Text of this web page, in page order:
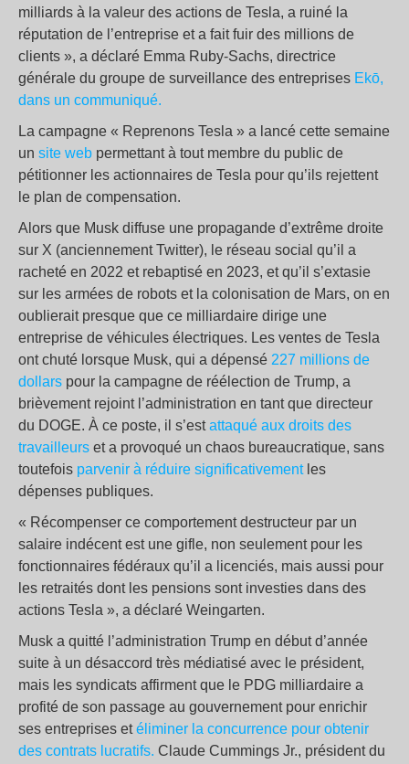
milliards à la valeur des actions de Tesla, a ruiné la
réputation de l’entreprise et a fait fuir des millions de
clients », a déclaré Emma Ruby-Sachs, directrice
générale du groupe de surveillance des entreprises Ekō,
dans un communiqué.
La campagne « Reprenons Tesla » a lancé cette semaine
un site web permettant à tout membre du public de
pétitionner les actionnaires de Tesla pour qu’ils rejettent
le plan de compensation.
Alors que Musk diffuse une propagande d’extrême droite
sur X (anciennement Twitter), le réseau social qu’il a
racheté en 2022 et rebaptisé en 2023, et qu’il s’extasie
sur les armées de robots et la colonisation de Mars, on en
oublierait presque que ce milliardaire dirige une
entreprise de véhicules électriques. Les ventes de Tesla
ont chuté lorsque Musk, qui a dépensé 227 millions de
dollars pour la campagne de réélection de Trump, a
brièvement rejoint l’administration en tant que directeur
du DOGE. À ce poste, il s’estattaqué aux droits des
travailleurs et a provoqué un chaos bureaucratique, sans
toutefois parvenir à réduire significativementles
dépenses publiques.
« Récompenser ce comportement destructeur par un
salaire indécent est une gifle, non seulement pour les
fonctionnaires fédéraux qu’il a licenciés, mais aussi pour
les retraités dont les pensions sont investies dans des
actions Tesla », a déclaré Weingarten.
Musk a quitté l’administration Trump en début d’année
suite à un désaccord très médiatisé avec le président,
mais les syndicats affirment que le PDG milliardaire a
profité de son passage au gouvernement pour enrichir
ses entreprises etéliminer la concurrence pour obtenir
des contrats lucratifs. Claude Cummings Jr., président du